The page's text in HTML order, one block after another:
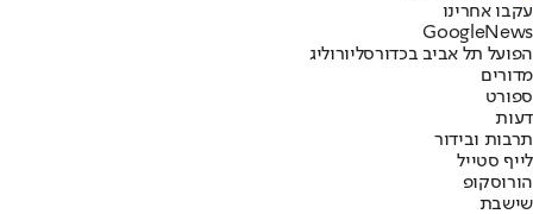
עקבו אחרינו
Googl eNews
הפועל תל אביב בכדורסליורוליג
מדורים
ספורט
דעות
תרבות ובידור
לייף סטייל
הורוסקופ
שישבת